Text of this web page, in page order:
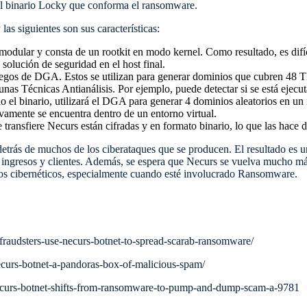
binario Locky que conforma el ransomware.
siguientes son sus características:
y consta de un rootkit en modo kernel. Como resultado, es
de seguridad en el host final.
de DGA. Estos se utilizan para generar dominios que cubren 48
Técnicas Antianálisis. Por ejemplo, puede detectar si se está
el binario, utilizará el DGA para generar 4 dominios aleatorios en
se encuentra dentro de un entorno virtual.
transfiere Necurs están cifradas y en formato binario, lo que las hace
de muchos de los ciberataques que se producen. El resultado es
y clientes. Además, se espera que Necurs se vuelva mucho
cibernéticos, especialmente cuando esté involucrado Ransomware.
use-necurs-botnet-to-spread-scarab-ransomware/
botnet-a-pandoras-box-of-malicious-spam/
botnet-shifts-from-ransomware-to-pump-and-dump-scam-a-9781